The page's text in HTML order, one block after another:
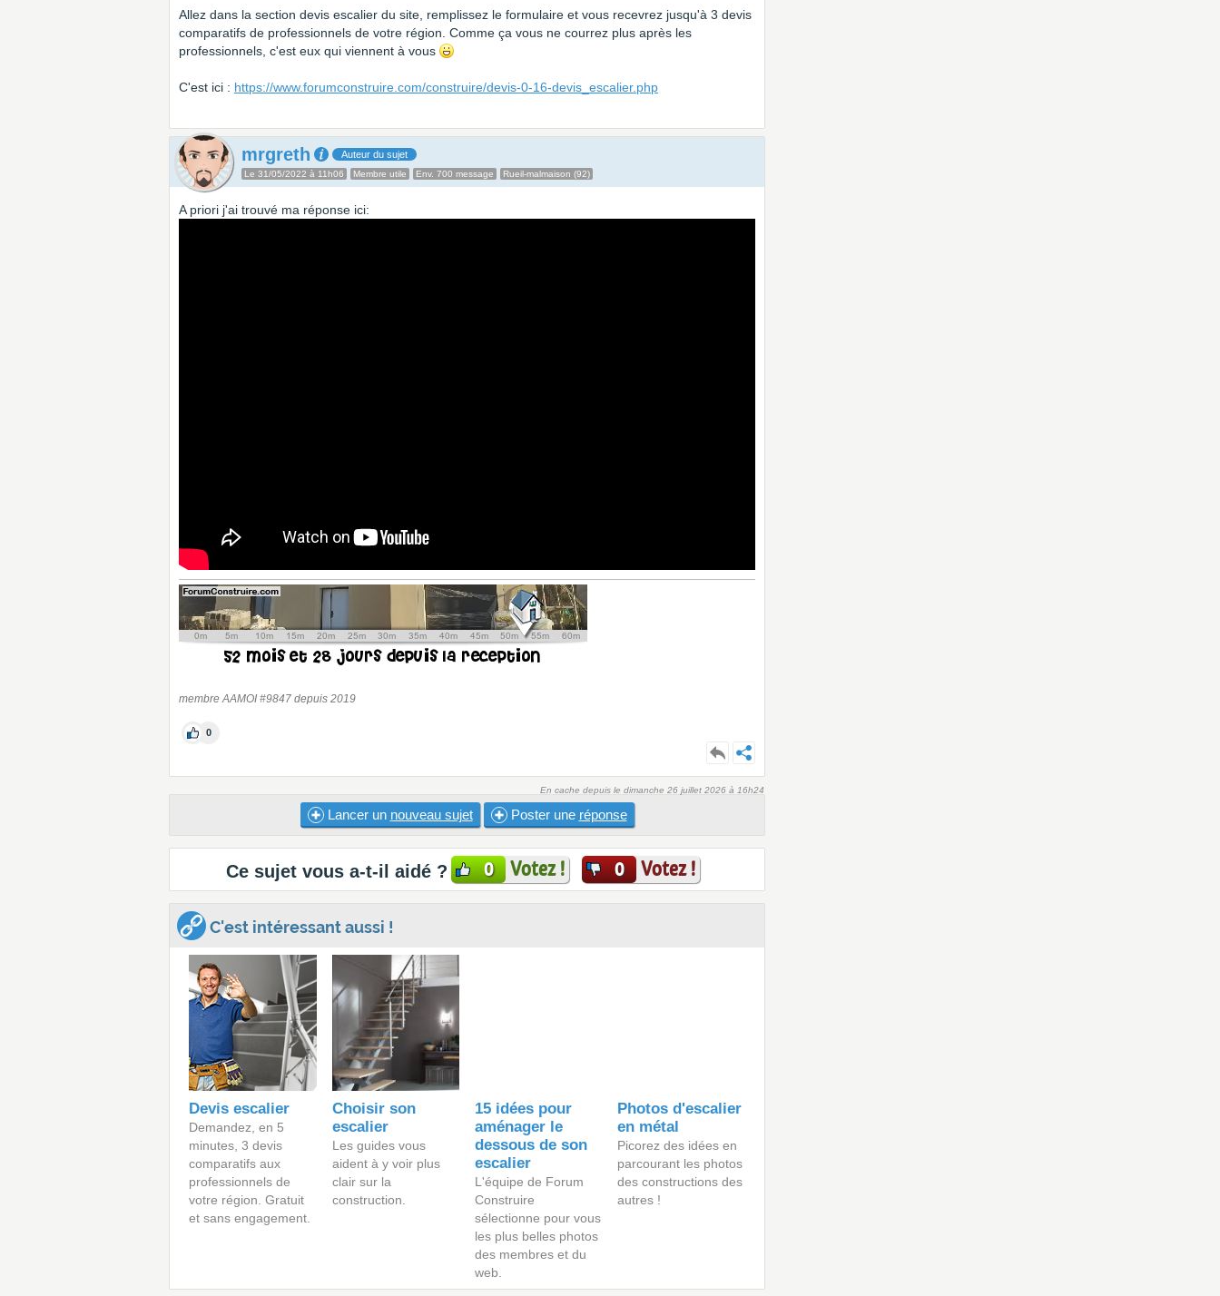
Allez dans la section devis escalier du site, remplissez le formulaire et vous recevrez jusqu'à 3 devis
comparatifs de professionnels de votre région. Comme ça vous ne courrez plus après les
professionnels, c'est eux qui viennent à vous
C'est ici : https://www.forumconstruire.com/construire/devis-0-16-devis_escalier.php
mrgreth Auteur du sujet
Le 31/05/2022 à 11h06 Membre utile Env. 700 message Rueil-malmaison (92)
A priori j'ai trouvé ma réponse ici:
membre AAMOI #9847 depuis 2019
0
En cache depuis le dimanche 26 juillet 2026 à 16h24
Lancer un nouveau sujet Poster une réponse
Ce sujet vous a-t-il aidé ? 0 Votez ! 0 Votez !
C'est intéressant aussi !
Devis escalier
Demandez, en 5
minutes, 3 devis
comparatifs aux
professionnels de
votre région. Gratuit
et sans engagement.
Choisir son
escalier
Les guides vous
aident à y voir plus
clair sur la
construction.
15 idées pour
aménager le
dessous de son
escalier
L'équipe de Forum
Construire
sélectionne pour vous
les plus belles photos
des membres et du
web.
Photos d'escalier
en métal
Picorez des idées en
parcourant les photos
des constructions des
autres !